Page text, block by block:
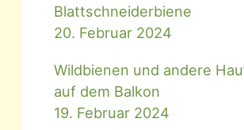
Blattschneiderbiene
20. Februar 2024
Wildbienen und andere
auf dem Balkon
19. Februar 2024